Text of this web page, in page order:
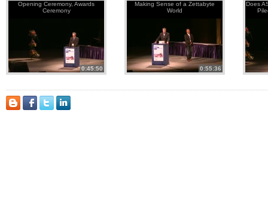
Opening Ceremony, Awards
Ceremony
0:45:50
Making Sense of a Zettabyte
World
0:55:36
Does